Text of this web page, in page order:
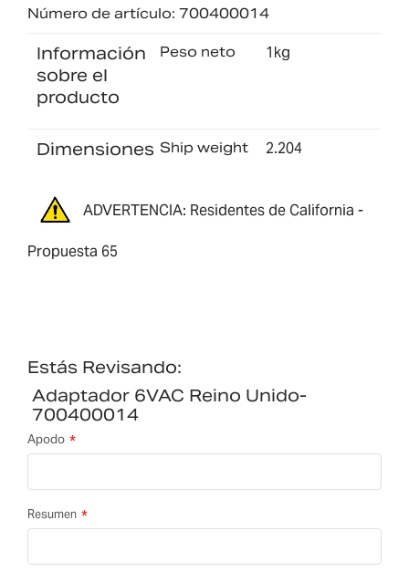
Número de artículo: 700400014
Información
sobre el
producto
Peso neto 1kg
Dimensiones Ship weight 2.204
ADVERTENCIA: Residentes de California -
Propuesta 65
Estás Revisando:
Adaptador 6VAC Reino Unido-
700400014
Apodo
Resumen